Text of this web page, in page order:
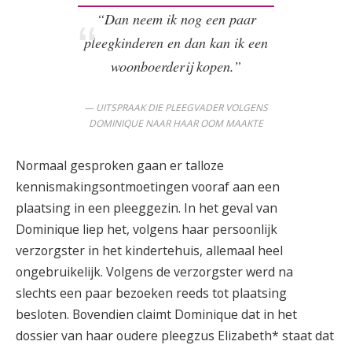
“Dan neem ik nog een paar
pleegkinderen en dan kan ik een
woonboerderij kopen.”
UITSPRAAK DIE PLEEGVADER VOLGENS
DOMINIQUE NAAR HAAR OOM MAAKTE
Normaal gesproken gaan er talloze
kennismakingsontmoetingen vooraf aan een
plaatsing in een pleeggezin. In het geval van
Dominique liep het, volgens haar persoonlijk
verzorgster in het kindertehuis, allemaal heel
ongebruikelijk. Volgens de verzorgster werd na
slechts een paar bezoeken reeds tot plaatsing
besloten. Bovendien claimt Dominique dat in het
dossier van haar oudere pleegzus Elizabeth* staat dat